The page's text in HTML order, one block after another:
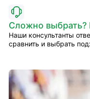
Сложно
Наши консультанты
сравнить и выбрать